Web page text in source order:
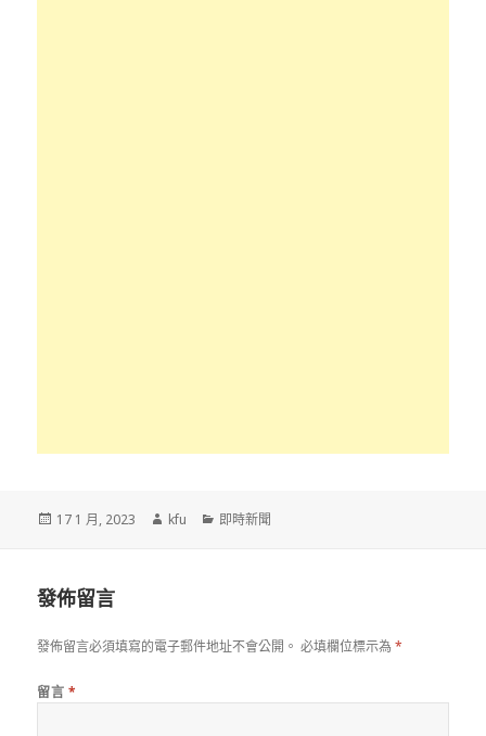
發
17 1 月, 2023
作
kfu
分
即時新聞
發佈留言
發佈留言必須填寫的電子郵件地址不會公開。 必填欄位標示為*
留言 *